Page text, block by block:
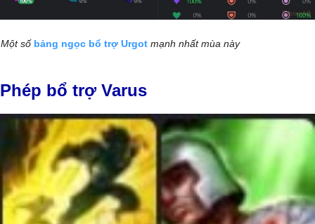
Một số bảng ngọc bổ trợ Urgot mạnh nhất mùa này
Phép bổ trợ Varus